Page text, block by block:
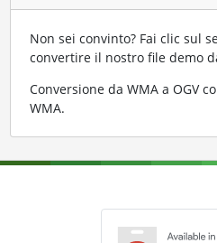
Non sei convinto? Fai clic sul
convertire il nostro file demo
Conversione da WMA a OGV
WMA.